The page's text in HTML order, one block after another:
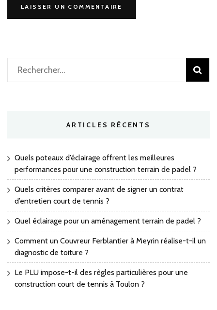
Rechercher :
ARTICLES RÉCENTS
Quels poteaux d’éclairage offrent les meilleures
performances pour une construction terrain de padel ?
Quels critères comparer avant de signer un contrat
d’entretien court de tennis ?
Quel éclairage pour un aménagement terrain de padel ?
Comment un Couvreur Ferblantier à Meyrin réalise-t-il un
diagnostic de toiture ?
Le PLU impose-t-il des règles particulières pour une
construction court de tennis à Toulon ?